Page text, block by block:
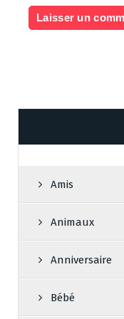
Amis
Animaux
Anniversaire
Bébé